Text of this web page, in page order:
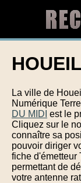
La ville de
Numérique
DU MIDI est le
Cliquez sur le
connaître sa
pouvoir diriger
fiche d'émetteur
permettant de
votre antenne